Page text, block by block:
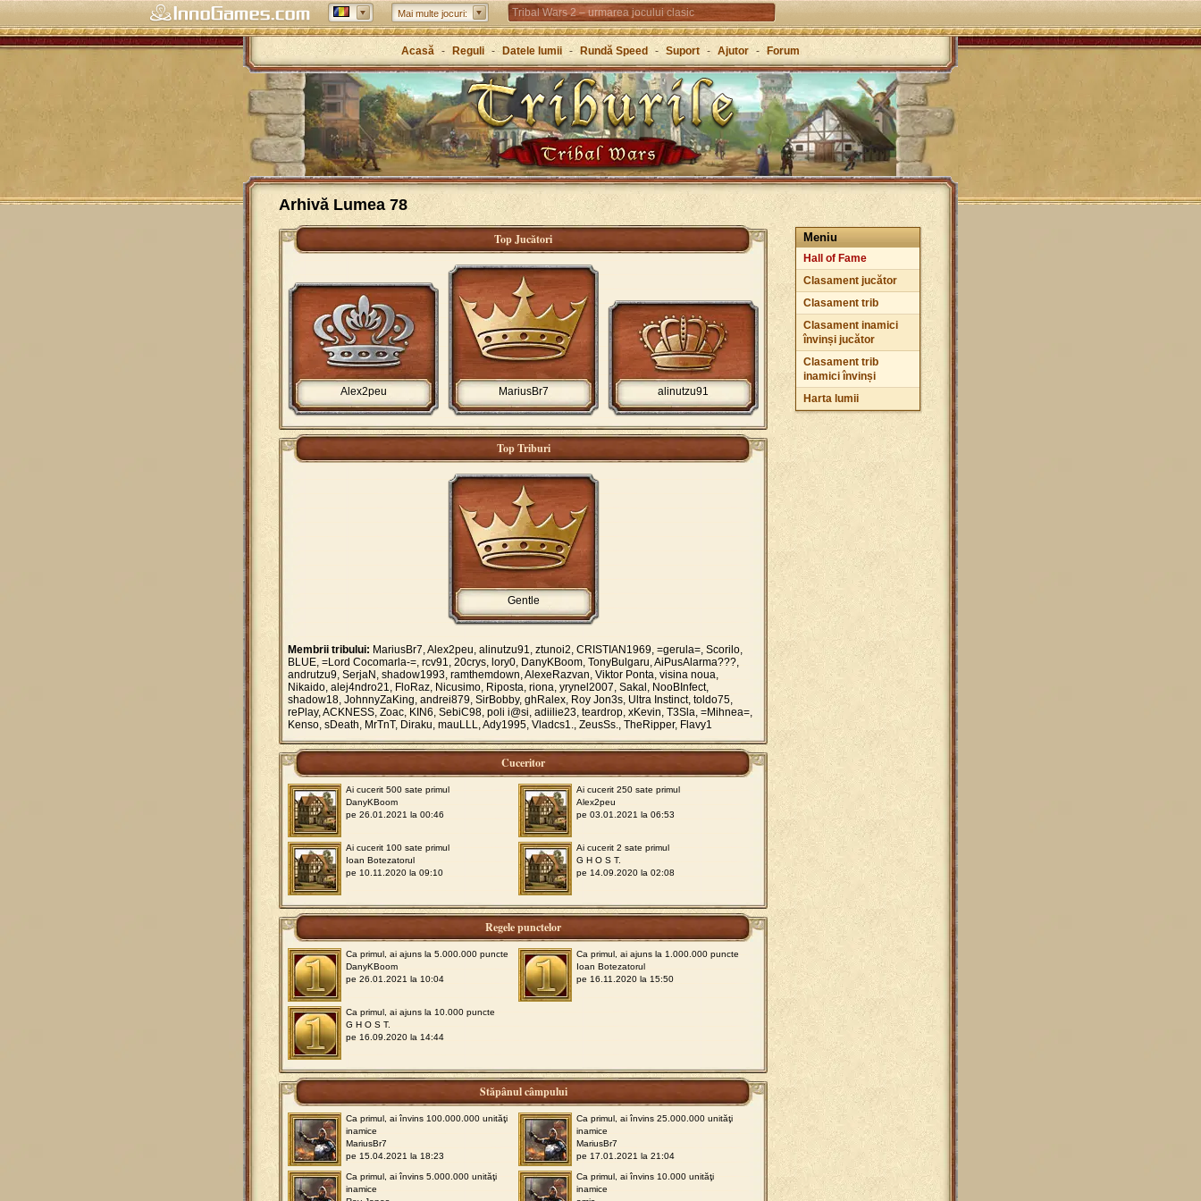
Mai multe jocuri: Tribal Wars 2 – urmarea jocului clasic
Forge of Empires – Strategie de-a lungul istoriei
Grepolis – Clădește-ți un imperiu în Grecia antică
Acasă - Reguli - Datele lumii - Rundă Speed - Suport - Ajutor - Forum
Arhivă Lumea 78
Meniu
Hall of Fame
Clasament jucător
Clasament trib
Clasament inamici
învinși jucător
Clasament trib
inamici învinși
Harta lumii
Top Jucători
MariusBr7
Alex2peu alinutzu91
Top Triburi
Gentle
Membrii tribului: MariusBr7, Alex2peu, alinutzu91, ztunoi2, CRISTIAN1969, =gerula=, Scorilo,
BLUE, =Lord Cocomarla-=, rcv91, 20crys, lory0, DanyKBoom, TonyBulgaru, AiPusAlarma???,
andrutzu9, SerjaN, shadow1993, ramthemdown, AlexeRazvan, Viktor Ponta, visina noua,
Nikaido, alej4ndro21, FloRaz, Nicusimo, Riposta, riona, yrynel2007, Sakal, NooBInfect,
shadow18, JohnnyZaKing, andrei879, SirBobby, ghRalex, Roy Jon3s, Ultra Instinct, toldo75,
rePlay, ACKNESS, Zoac, KIN6, SebiC98, poli i@si, adiilie23, teardrop, xKevin, T3Sla, =Mihnea=,
Kenso, sDeath, MrTnT, Diraku, mauLLL, Ady1995, Vladcs1., ZeusSs., TheRipper, Flavy1
Cuceritor
Ai cucerit 500 sate primul
DanyKBoom
pe 26.01.2021 la 00:46
Ai cucerit 250 sate primul
Alex2peu
pe 03.01.2021 la 06:53
Ai cucerit 100 sate primul
Ioan Botezatorul
pe 10.11.2020 la 09:10
Ai cucerit 2 sate primul
G H O S T.
pe 14.09.2020 la 02:08
Regele punctelor
Ca primul, ai ajuns la 5.000.000 puncte
DanyKBoom
pe 26.01.2021 la 10:04
Ca primul, ai ajuns la 1.000.000 puncte
Ioan Botezatorul
pe 16.11.2020 la 15:50
Ca primul, ai ajuns la 10.000 puncte
G H O S T.
pe 16.09.2020 la 14:44
Stăpânul câmpului
Ca primul, ai învins 100.000.000 unităţi
inamice
MariusBr7
pe 15.04.2021 la 18:23
Ca primul, ai învins 25.000.000 unităţi
inamice
MariusBr7
pe 17.01.2021 la 21:04
Ca primul, ai învins 5.000.000 unităţi
inamice
Ca primul, ai învins 10.000 unităţi
inamice